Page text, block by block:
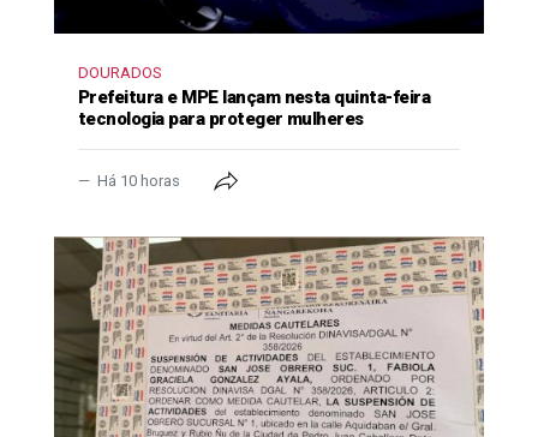
DOURADOS
Prefeitura e MPE lançam nesta quinta-feira
tecnologia para proteger mulheres
Há 10 horas